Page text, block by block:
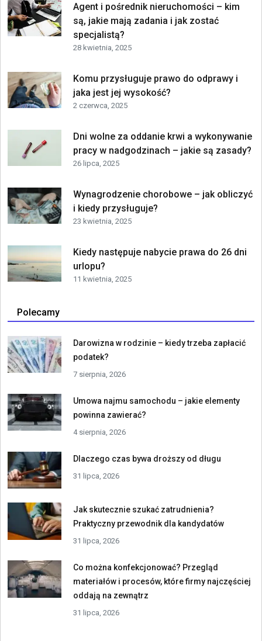
Agent i pośrednik nieruchomości – kim
są, jakie mają zadania i jak zostać
specjalistą?
28 kwietnia, 2025
Komu przysługuje prawo do odprawy i
jaka jest jej wysokość?
2 czerwca, 2025
Dni wolne za oddanie krwi a wykonywanie
pracy w nadgodzinach – jakie są zasady?
26 lipca, 2025
Wynagrodzenie chorobowe – jak obliczyć
i kiedy przysługuje?
23 kwietnia, 2025
Kiedy następuje nabycie prawa do 26 dni
urlopu?
11 kwietnia, 2025
Polecamy
Darowizna w rodzinie – kiedy trzeba zapłacić
podatek?
7 sierpnia, 2026
Umowa najmu samochodu – jakie elementy
powinna zawierać?
4 sierpnia, 2026
Dlaczego czas bywa droższy od długu
31 lipca, 2026
Jak skutecznie szukać zatrudnienia?
Praktyczny przewodnik dla kandydatów
31 lipca, 2026
Co można konfekcjonować? Przegląd
materiałów i procesów, które firmy najczęściej
oddają na zewnątrz
31 lipca, 2026